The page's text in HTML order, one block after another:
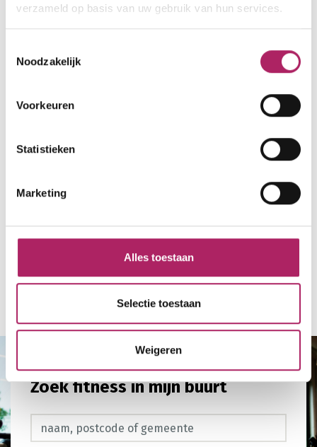
verzameld op basis van uw gebruik van hun services.
Noodzakelijk
Voorkeuren
Statistieken
Marketing
Alles toestaan
Selectie toestaan
Weigeren
zo
Terug naar overzicht
Zoek fitness in mijn buurt